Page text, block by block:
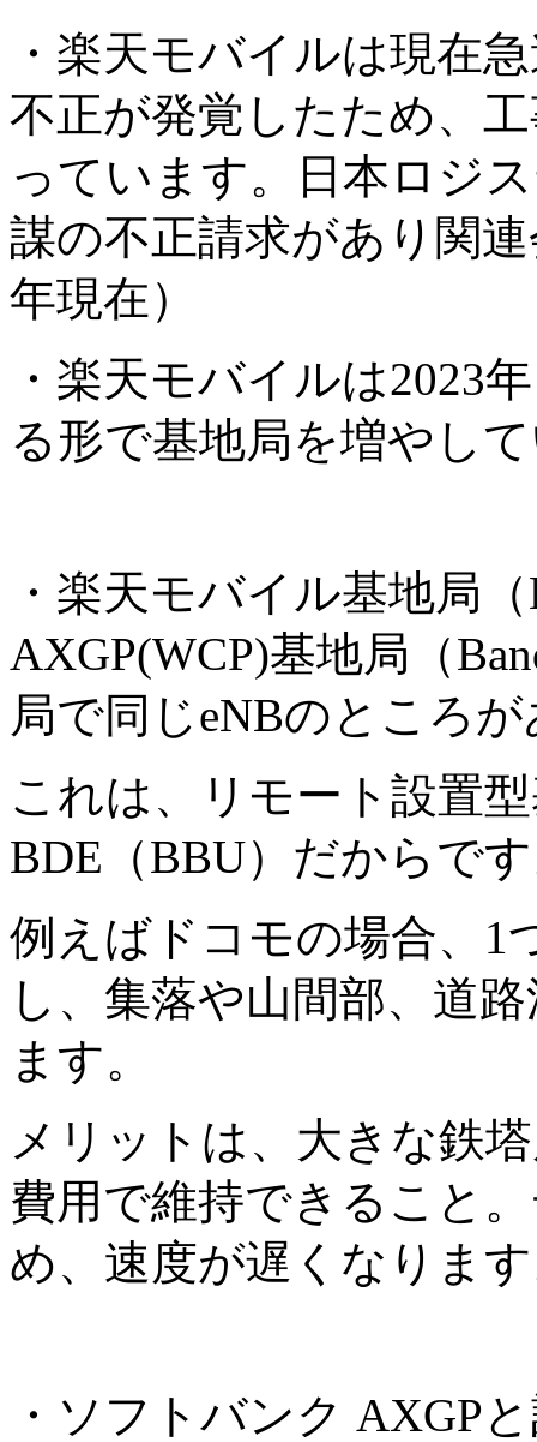
・楽天モバイルは現在
不正が発覚したため、
っています。日本ロジ
謀の不正請求があり関
年現在）
・楽天モバイルは2023
る形で基地局を増やし
・楽天モバイル基地局
AXGP(WCP)基地局（
局で同じeNBのところ
これは、リモート設置
BDE（BBU）だからで
例えばドコモの場合、1
し、集落や山間部、道
ます。
メリットは、大きな鉄
費用で維持できること
め、速度が遅くなりま
・ソフトバンク AXGP